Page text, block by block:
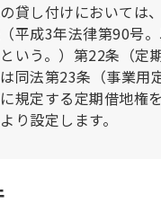
貸し付けにおいては
平成3年法律第90号
という。）第22条（定
同法第23条（事業用
規定する定期借地権
り設定します。